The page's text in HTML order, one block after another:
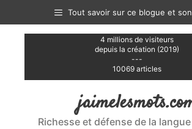
contenu
Tout savoir sur ce blogue et
4 millions de visiteurs
depuis la création (2019)
---
10069 articles
Richesse et défense de la